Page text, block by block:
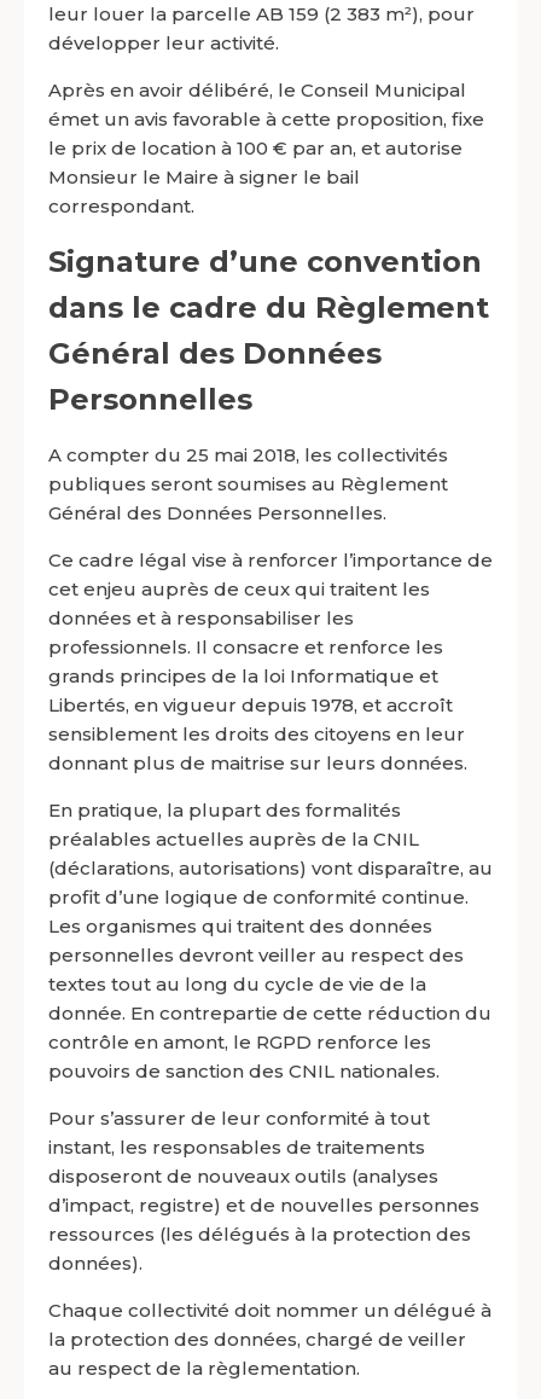
leur louer la parcelle AB 159 (2 383 m²), pour
développer leur activité.
Après en avoir délibéré, le Conseil Municipal
émet un avis favorable à cette proposition, fixe
le prix de location à 100 € par an, et autorise
Monsieur le Maire à signer le bail
correspondant.
Signature d’une convention
dans le cadre du Règlement
Général des Données
Personnelles
A compter du 25 mai 2018, les collectivités
publiques seront soumises au Règlement
Général des Données Personnelles.
Ce cadre légal vise à renforcer l’importance de
cet enjeu auprès de ceux qui traitent les
données et à responsabiliser les
professionnels. Il consacre et renforce les
grands principes de la loi Informatique et
Libertés, en vigueur depuis 1978, et accroît
sensiblement les droits des citoyens en leur
donnant plus de maitrise sur leurs données.
En pratique, la plupart des formalités
préalables actuelles auprès de la CNIL
(déclarations, autorisations) vont disparaître, au
profit d’une logique de conformité continue.
Les organismes qui traitent des données
personnelles devront veiller au respect des
textes tout au long du cycle de vie de la
donnée. En contrepartie de cette réduction du
contrôle en amont, le RGPD renforce les
pouvoirs de sanction des CNIL nationales.
Pour s’assurer de leur conformité à tout
instant, les responsables de traitements
disposeront de nouveaux outils (analyses
d’impact, registre) et de nouvelles personnes
ressources (les délégués à la protection des
données).
Chaque collectivité doit nommer un délégué à
la protection des données, chargé de veiller
au respect de la règlementation.